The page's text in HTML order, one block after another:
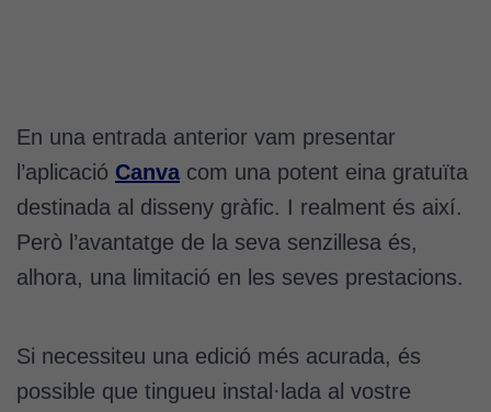
En una entrada anterior vam presentar
l’aplicació Canva com una potent eina gratuïta
destinada al disseny gràfic. I realment és així.
Però l’avantatge de la seva senzillesa és,
alhora, una limitació en les seves prestacions.
Si necessiteu una edició més acurada, és
possible que tingueu instal·lada al vostre